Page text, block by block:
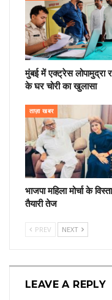
मुंबई में एक्ट्रेस लोपामुद्रा
के घर चोरी का खुलासा
ताज़ा खबर
भाजपा महिला मोर्चा के
तैयारी तेज
PREV NEXT
LEAVE A REPLY